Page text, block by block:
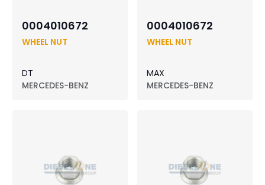
0004010672
WHEEL NUT
DT
MERCEDES-BENZ
0004010672
WHEEL NUT
MAX
MERCEDES-BENZ